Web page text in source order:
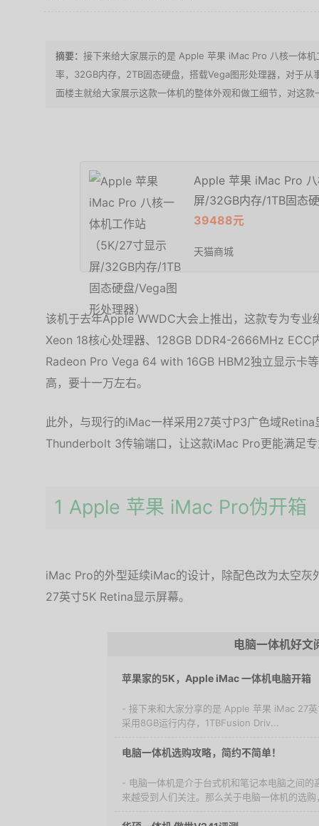
接下来给大家展示的是 Apple 苹果 iMac Pro 八核一体
率，32GB内存，2TB固态硬盘，搭载Vega图形处理器，对于
面楼主就给大家展示这款一体机的整体外观和做工细节，对这
Apple 苹果 iMac Pro
屏/32GB内存/1TB固态
39488元
天猫商城
该机于去年Apple WWDC大会上推出，这款专为专
Xeon 18核心处理器、128GB DDR4-2666MHz ECC
Radeon Pro Vega 64 with 16GB HBM2独立显示卡
高，要十一万左右。
此外，与现行的iMac一样采用27英寸P3广色域
Thunderbolt 3传输端口，让这款iMac Pro更能满足
1 Apple 苹果 iMac Pro伪开箱
iMac Pro的外型延续iMac的设计，除配色改为太空灰
27英寸5K Retina显示屏幕。
电脑一体机好文
苹果家的5K，Apple iMac 一体机电脑开箱
- 接下来和大家分享的是 Apple 苹果 iMac 27
采用8GB运行内存，1TBFusion Driv...
电脑一体机选购攻略，简约不简单！
- 电脑一体机是介于台式机和笔记本电脑之间的
来越受到人们关注。那么关于电脑一体机的选